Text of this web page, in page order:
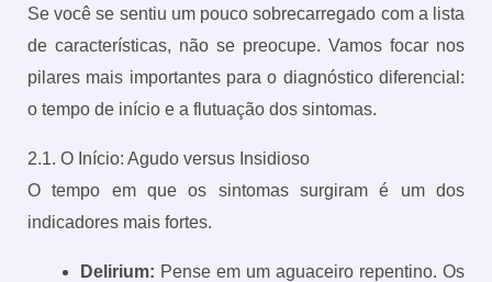
Se você se sentiu um pouco sobrecarregado com a lista
de características, não se preocupe. Vamos focar nos
pilares mais importantes para o diagnóstico diferencial:
o tempo de início e a flutuação dos sintomas.
2.1. O Início: Agudo versus Insidioso
O tempo em que os sintomas surgiram é um dos
indicadores mais fortes.
Delirium: Pense em um aguaceiro repentino. Os